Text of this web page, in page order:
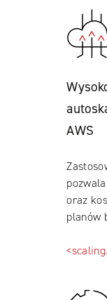
AWS
oraz
planów